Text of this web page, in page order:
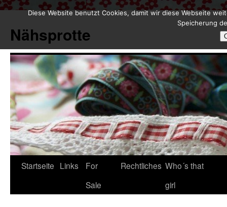
springen
Nähsprotte
Startseite Links
For
Sale
Rechtliches Who´s that
girl
Diese Website benutzt Cookies, damit wir diese Webseite
Speicherung